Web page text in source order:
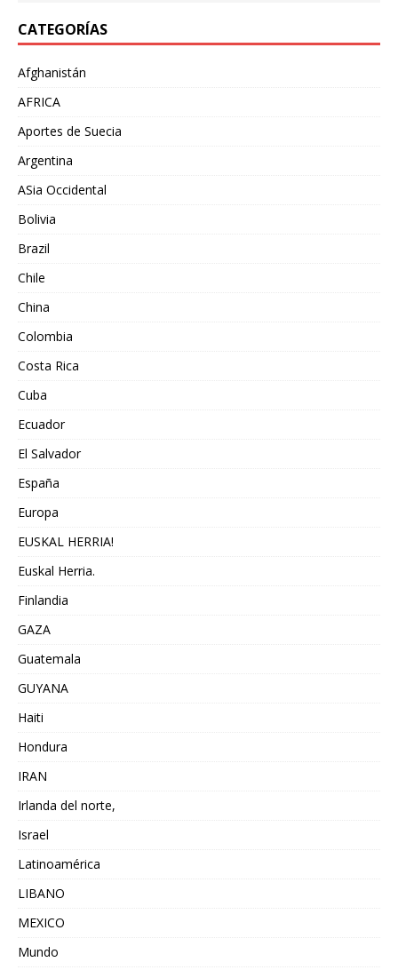
CATEGORÍAS
Afghanistán
AFRICA
Aportes de Suecia
Argentina
ASia Occidental
Bolivia
Brazil
Chile
China
Colombia
Costa Rica
Cuba
Ecuador
El Salvador
España
Europa
EUSKAL HERRIA!
Euskal Herria.
Finlandia
GAZA
Guatemala
GUYANA
Haiti
Hondura
IRAN
Irlanda del norte,
Israel
Latinoamérica
LIBANO
MEXICO
Mundo